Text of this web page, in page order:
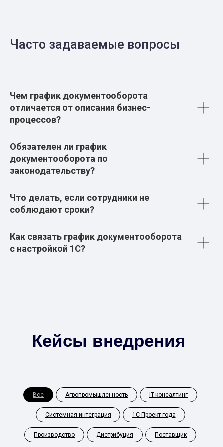
Часто задаваемые вопросы
Чем график документооборота
отличается от описания бизнес-
процессов?
Обязателен ли график
документооборота по
законодательству?
Что делать, если сотрудники не
соблюдают сроки?
Как связать график документооборота
с настройкой 1С?
Кейсы внедрения
Все Агропромышленность IT-консалтинг
Системная интеграция 1С-Проект года
Производство Дистрибуция Поставщик